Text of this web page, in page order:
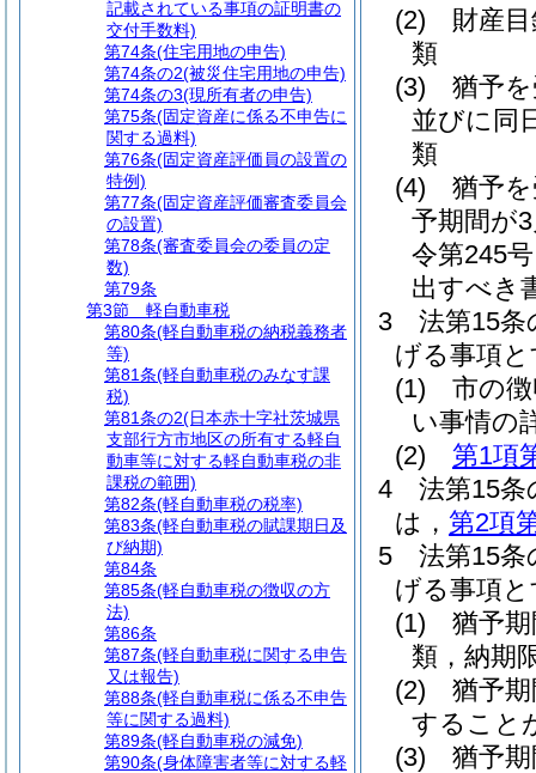
(2)
財産
類
(3)
猶予
並びに同
類
(4)
猶予
予期間が
令第245
出すべき
3
法第15
げる事項
(1)
市の
い事情の
(2)
第1項
4
法第15条
は， 第2項
5
法第15
げる事項
(1)
猶予
類，納期
(2)
猶予
すること
(3)
猶予
記載されている事項の証明書の
交付手数料)
第74条(住宅用地の申告)
第74条の2(被災住宅用地の申告)
第74条の3(現所有者の申告)
第75条(固定資産に係る不申告に
関する過料)
第76条(固定資産評価員の設置の
特例)
第77条(固定資産評価審査委員会
の設置)
第78条(審査委員会の委員の定
数)
第79条
第3節
軽自動車税
第80条(軽自動車税の納税義務者
等)
第81条(軽自動車税のみなす課
税)
第81条の2(日本赤十字社茨城県
支部行方市地区の所有する軽自
動車等に対する軽自動車税の非
課税の範囲)
第82条(軽自動車税の税率)
第83条(軽自動車税の賦課期日及
び納期)
第84条
第85条(軽自動車税の徴収の方
法)
第86条
第87条(軽自動車税に関する申告
又は報告)
第88条(軽自動車税に係る不申告
等に関する過料)
第89条(軽自動車税の減免)
第90条(身体障害者等に対する軽